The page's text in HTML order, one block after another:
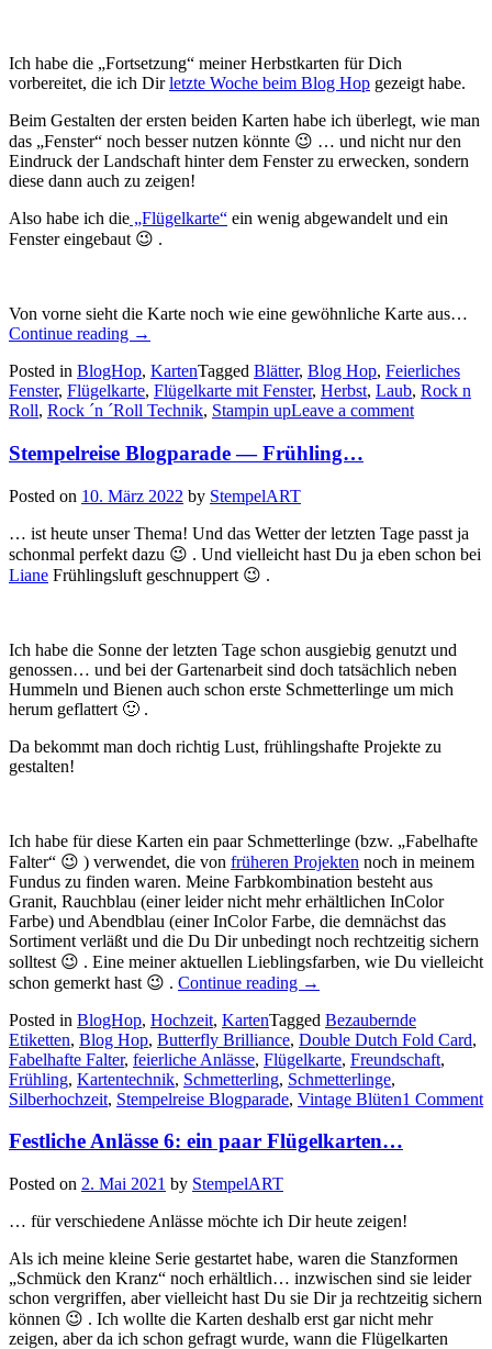
Ich habe die „Fortsetzung“ meiner Herbstkarten für Dich
vorbereitet, die ich Dirletzte Woche beim Blog Hop gezeigt habe.
Beim Gestalten der ersten beiden Karten habe ich überlegt, wie man
das „Fenster“ noch besser nutzen könnte 😉 … und nicht nur den
Eindruck der Landschaft hinter dem Fenster zu erwecken, sondern
diese dann auch zu zeigen!
Also habe ich die „Flügelkarte“ ein wenig abgewandelt und ein
Fenster eingebaut 😉 .
Von vorne sieht die Karte noch wie eine gewöhnliche Karte aus…
Continue reading „Blog
„Quer
durchs
Jahr“:
mehr)
Herbstideen!!!…“
→
Posted in BlogHop, KartenTagged Blätter, Blog Hop, Feierliches
Fenster, Flügelkarte, Flügelkarte mit Fenster, Herbst, Laub, Rock n
Roll, Rock ´n ´Roll Technik, Stampin upLeave a comment
Stempelreise Blogparade — Frühling…
Posted on 10. März 2022 by StempelART
… ist heute unser Thema! Und das Wetter der letzten Tage passt ja
schonmal perfekt dazu 😉 . Und vielleicht hast Du ja eben schon bei
Liane Frühlingsluft geschnuppert 😉 .
Ich habe die Sonne der letzten Tage schon ausgiebig genutzt und
genossen… und bei der Gartenarbeit sind doch tatsächlich neben
Hummeln und Bienen auch schon erste Schmetterlinge um mich
herum geflattert 🙂 .
Da bekommt man doch richtig Lust, frühlingshafte Projekte zu
gestalten!
Ich habe für diese Karten ein paar Schmetterlinge (bzw. „Fabelhafte
Falter“ 😉 ) verwendet, die von früheren Projekten noch in meinem
Fundus zu finden waren. Meine Farbkombination besteht aus
Granit, Rauchblau (einer leider nicht mehr erhältlichen InColor
Farbe) und Abendblau (einer InColor Farbe, die demnächst das
Sortiment verläßt und die Du Dir unbedingt noch rechtzeitig sichern
solltest 😉 . Eine meiner aktuellen Lieblingsfarben, wie Du vielleicht
schon gemerkt hast 😉 . Continue reading
„Stempelreise
—
Frühling…“
→
Posted in BlogHop, Hochzeit, KartenTagged Bezaubernde
Etiketten, Blog Hop, Butterfly Brilliance, Double Dutch Fold Card,
Fabelhafte Falter, feierliche Anlässe, Flügelkarte, Freundschaft,
Frühling, Kartentechnik, Schmetterling, Schmetterlinge,
Silberhochzeit, Stempelreise Blogparade, Vintage Blüten1 Comment
Festliche Anlässe 6: ein paar Flügelkarten…
Posted on 2. Mai 2021 by StempelART
… für verschiedene Anlässe möchte ich Dir heute zeigen!
Als ich meine kleine Serie gestartet habe, waren die Stanzformen
„Schmück den Kranz“ noch erhältlich… inzwischen sind sie leider
schon vergriffen, aber vielleicht hast Du sie Dir ja rechtzeitig sichern
können 😉 . Ich wollte die Karten deshalb erst gar nicht mehr
zeigen, aber da ich schon gefragt wurde, wann die Flügelkarten